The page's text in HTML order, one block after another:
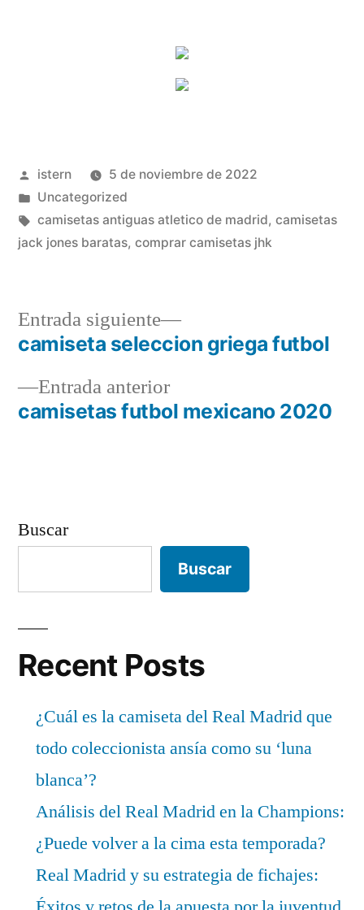
Publicado
por
istern
5 de noviembre de 2022
Publicado
en
Uncategorized
Etiquetas:
camisetas antiguas atletico de madrid, camisetas
jack jones baratas, comprar camisetas jhk
Navegación
deEntrada anteriorEntrada
anterior:
camisetas futbol mexicano 2020
Entrada siguiente
Entrada
siguiente:
camiseta seleccion griega futbol
Buscar
Buscar
Recent Posts
¿Cuál es la camiseta del Real Madrid que
todo coleccionista ansía como su ‘luna
blanca’?
Análisis del Real Madrid en la Champions:
¿Puede volver a la cima esta temporada?
Real Madrid y su estrategia de fichajes: